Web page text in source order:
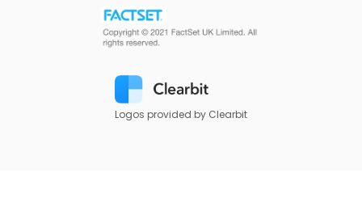
Logos provided by Clearbit